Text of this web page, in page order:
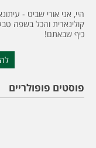
היי, אני אורי שביט -
קולינארית והכל בשפה
כיף שבאתם!
פוסטים פופולריים